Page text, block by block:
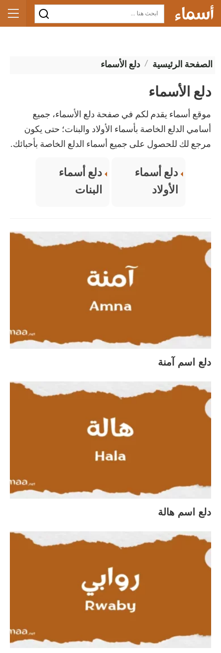
الصفحة الرئيسية دلع الأسماء
دلع الأسماء
موقع أسماء يقدم لكم في صفحة دلع الأسماء، جميع
أسامي الدلع الخاصة بأسماء الأولاد والبنات؛ حتى يكون
مرجع لك للحصول على جميع أسماء الدلع الخاصة بأحبائك.
دلع أسماء
الأولاد
دلع أسماء
البنات
دلع اسم آمنة
دلع اسم هالة